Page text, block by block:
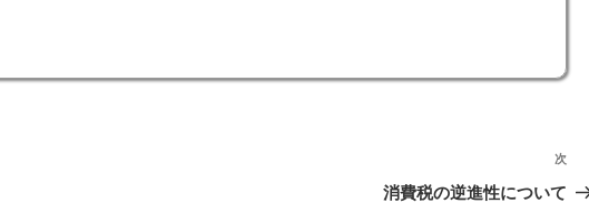
次
の
次
消費税の逆進性について